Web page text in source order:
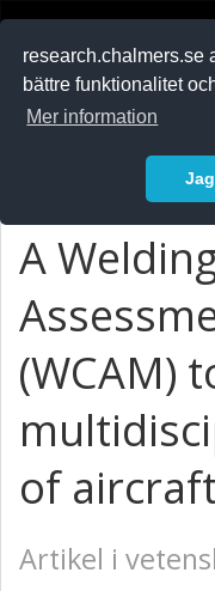
research.chalmers.se
bättre funktionalitet
Mer information
A
(WCAM)
of
Artikel i